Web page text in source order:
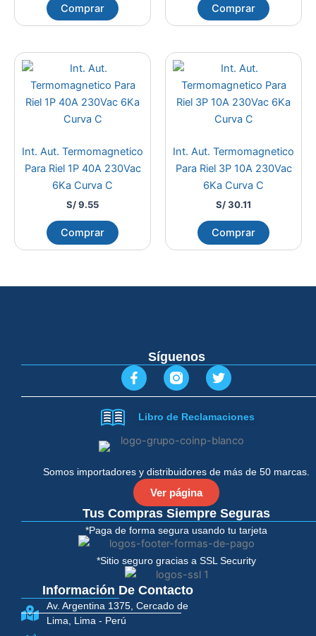
Comprar Comprar
Int. Aut. Termomagnetico
Para Riel 1P 40A 230Vac
6Ka Curva C
S/9.55
Comprar
Int. Aut. Termomagnetico
Para Riel 3P 10A 230Vac
6Ka Curva C
S/30.11
Comprar
Somos importadores y distribuidores de más de 50 marcas.
Ver página
Tus Compras Siempre Seguras
*Paga de forma segura usando tu tarjeta
*Sitio seguro gracias a SSL Security
Información De Contacto
Av. Argentina 1375, Cercado de
Lima, Lima - Perú
Síguenos
F
a
c
b
o
-
f
T
w
i
t
e
r
Libro de Reclamaciones